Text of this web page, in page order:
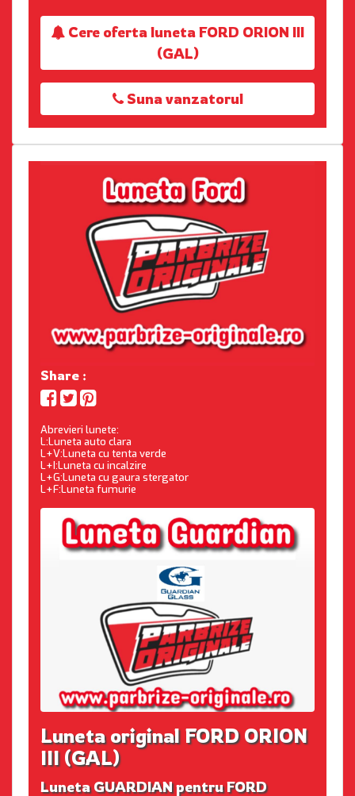
Cere oferta luneta FORD ORION III
(GAL)
Suna vanzatorul
Share :
Abrevieri lunete:
L:Luneta auto clara
L+V:Luneta cu tenta verde
L+I:Luneta cu incalzire
L+G:Luneta cu gaura stergator
L+F:Luneta fumurie
Luneta original FORD ORION
III (GAL)
Luneta GUARDIAN pentru FORD